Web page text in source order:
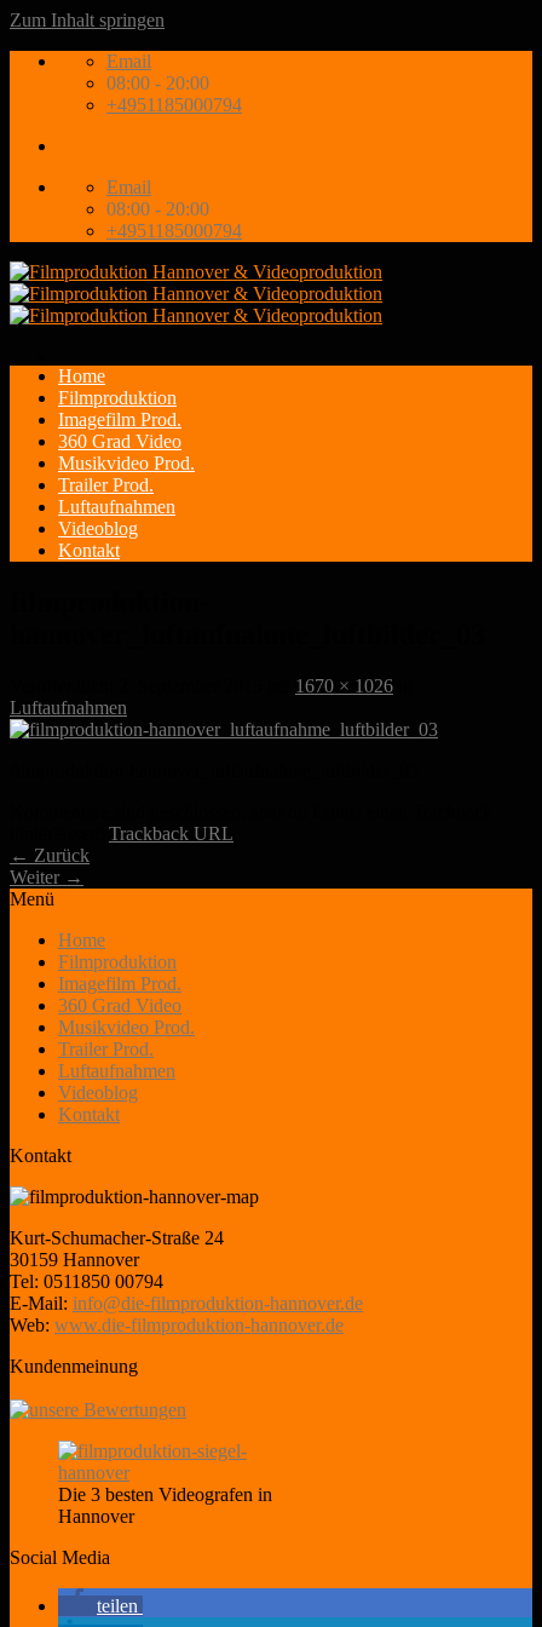
Zum Inhalt springen
Email
08:00 - 20:00
+4951185000794
Email
08:00 - 20:00
+4951185000794
Home
Filmproduktion
Imagefilm Prod.
360 Grad Video
Musikvideo Prod.
Trailer Prod.
Luftaufnahmen
Videoblog
Kontakt
1670 × 1026
Luftaufnahmen
Trackback URL
← Zurück
Weiter →
Menü
Home
Filmproduktion
Imagefilm Prod.
360 Grad Video
Musikvideo Prod.
Trailer Prod.
Luftaufnahmen
Videoblog
Kontakt
Kontakt
Kurt-Schumacher-Straße 24
30159 Hannover
Tel: 0511850 00794
E-Mail: info@die-filmproduktion-hannover.de
Web: www.die-filmproduktion-hannover.de
Kundenmeinung
Die 3 besten Videografen in
Hannover
Social Media
teilen